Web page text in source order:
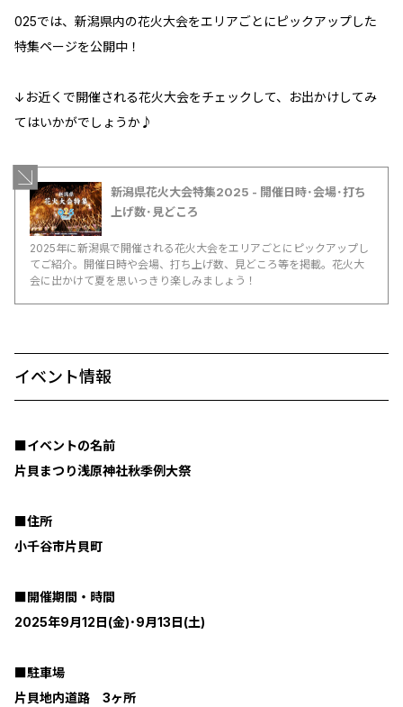
025では、新潟県内の花火大会をエリアごとにピックアップした
特集ページを公開中！
↓お近くで開催される花火大会をチェックして、お出かけしてみ
てはいかがでしょうか♪
新潟県花火大会特集2025 - 開催日時･会場･打ち
上げ数･見どころ
2025年に新潟県で開催される花火大会をエリアごとにピックアップし
てご紹介。開催日時や会場、打ち上げ数、見どころ等を掲載。花火大
会に出かけて夏を思いっきり楽しみましょう！
イベント情報
■イベントの名前
片貝まつり浅原神社秋季例大祭
■住所
小千谷市片貝町
■開催期間・時間
2025年9月12日(金)･9月13日(土)
■駐車場
片貝地内道路 3ヶ所